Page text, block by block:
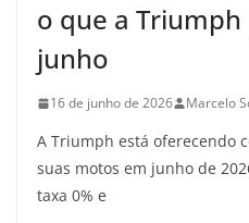
o que a
junho
16 de junho de 2026 Marcelo
A Triumph está oferecendo
suas motos em junho de
taxa 0% e